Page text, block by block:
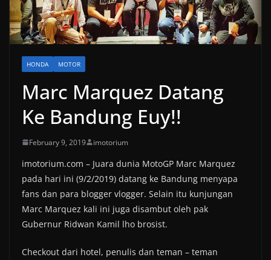
HONDA MOTOR
Marc Marquez Datang
Ke Bandung Euy!!
February 9, 2019 imotorium
imotorium.com – Juara dunia MotoGP Marc Marquez
pada hari ini (9/2/2019) datang ke Bandung menyapa
fans dan para blogger vlogger. Selain itu kunjungan
Marc Marquez kali ini juga disambut oleh pak
Gubernur Ridwan Kamil lho brosist.
Checkout dari hotel, penulis dan teman – teman